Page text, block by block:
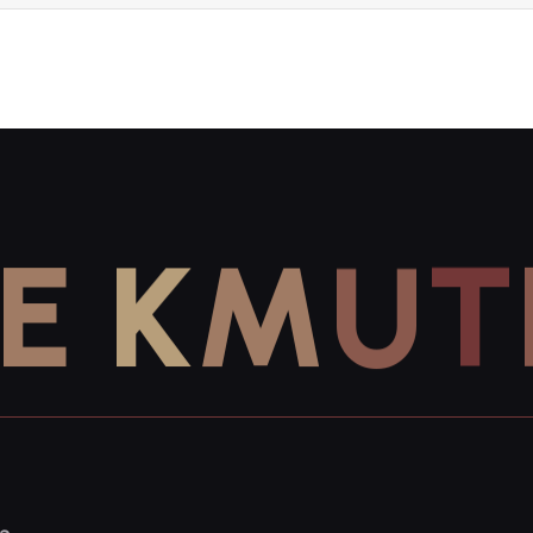
E KMUT